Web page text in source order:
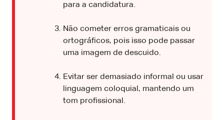
para a candidatura.
Não cometer erros gramaticais ou
ortográficos, pois isso pode passar
uma imagem de descuido.
Evitar ser demasiado informal ou usar
linguagem coloquial, mantendo um
tom profissional.